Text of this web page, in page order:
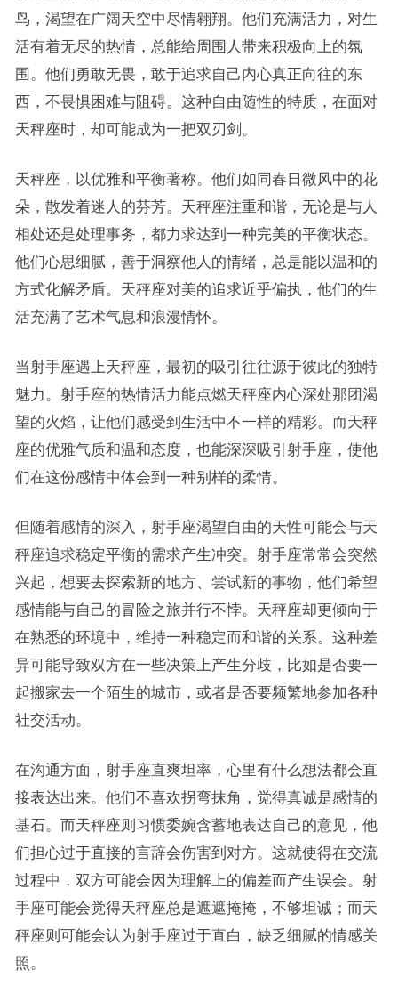
鸟，渴望在广阔天空中尽情翱翔。他们充满活力，对生
活有着无尽的热情，总能给周围人带来积极向上的氛
围。他们勇敢无畏，敢于追求自己内心真正向往的东
西，不畏惧困难与阻碍。这种自由随性的特质，在面对
天秤座时，却可能成为一把双刃剑。
天秤座，以优雅和平衡著称。他们如同春日微风中的花
朵，散发着迷人的芬芳。天秤座注重和谐，无论是与人
相处还是处理事务，都力求达到一种完美的平衡状态。
他们心思细腻，善于洞察他人的情绪，总是能以温和的
方式化解矛盾。天秤座对美的追求近乎偏执，他们的生
活充满了艺术气息和浪漫情怀。
当射手座遇上天秤座，最初的吸引往往源于彼此的独特
魅力。射手座的热情活力能点燃天秤座内心深处那团渴
望的火焰，让他们感受到生活中不一样的精彩。而天秤
座的优雅气质和温和态度，也能深深吸引射手座，使他
们在这份感情中体会到一种别样的柔情。
但随着感情的深入，射手座渴望自由的天性可能会与天
秤座追求稳定平衡的需求产生冲突。射手座常常会突然
兴起，想要去探索新的地方、尝试新的事物，他们希望
感情能与自己的冒险之旅并行不悖。天秤座却更倾向于
在熟悉的环境中，维持一种稳定而和谐的关系。这种差
异可能导致双方在一些决策上产生分歧，比如是否要一
起搬家去一个陌生的城市，或者是否要频繁地参加各种
社交活动。
在沟通方面，射手座直爽坦率，心里有什么想法都会直
接表达出来。他们不喜欢拐弯抹角，觉得真诚是感情的
基石。而天秤座则习惯委婉含蓄地表达自己的意见，他
们担心过于直接的言辞会伤害到对方。这就使得在交流
过程中，双方可能会因为理解上的偏差而产生误会。射
手座可能会觉得天秤座总是遮遮掩掩，不够坦诚；而天
秤座则可能会认为射手座过于直白，缺乏细腻的情感关
照。